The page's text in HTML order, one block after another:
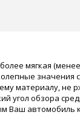
мягкая
материалу, не
обзора
автомобиль